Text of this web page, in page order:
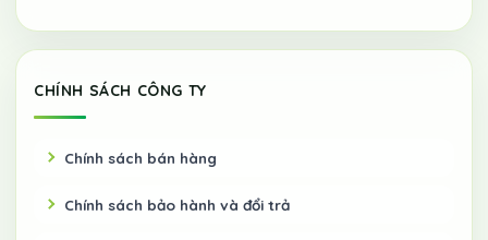
CHÍNH SÁCH CÔNG TY
Chính sách bán hàng
Chính sách bảo hành và đổi trả